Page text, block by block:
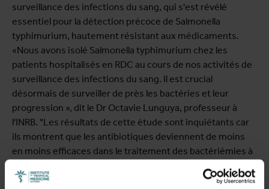
surveillance des infections du sang, qui s'est révélé
essentiel pour la détection précoce de Salmonella
typhimurium, hautement résistant aux médicaments.
«Nous avons isolé Salmonella typhimurium chez les
patients hospitalisés en RDC au cours de nos activités de
surveillance des infections du sang. Il est crucial
désormais de surveiller de près les bactéries et leur
progression », dit le Dr Octavie Lunguya, professeur à
l'INRB. "Les résultats de cette étude sont inquiétants car
ils montrent que les antibiotiques deviennent de moins
en moins efficaces dans le traitement des bactériémies à
stratégies de contrôle de cette maladie sera primordial